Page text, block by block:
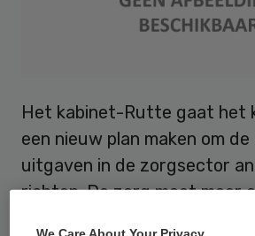
Het kabinet-Rutte gaat het
een nieuw plan maken om
uitgaven in de zorgsector
richten. De zorg moet meer